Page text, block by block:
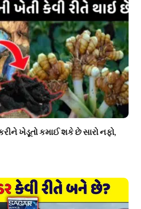
ખેડૂતો કમાઈ શકે છે સારો નફો,